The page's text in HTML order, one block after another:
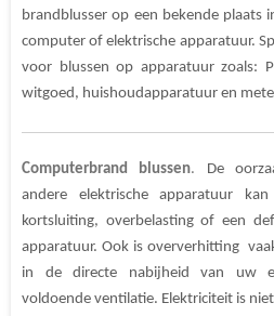
brandblusser op een bekende plaats
computer of elektrische apparatuur.
voor blussen op apparatuur zoals:
witgoed, huishoudapparatuur en
Computerbrand blussen. De
andere elektrische apparatuur
kortsluiting, overbelasting of een
apparatuur. Ook is oververhitting
in de directe nabijheid van uw
voldoendeventilatie. Elektriciteit is